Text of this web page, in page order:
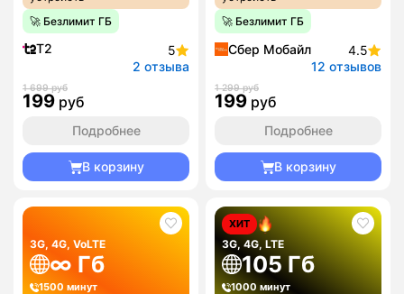
🚀 Безлимит ГБ
T2
5
2 отзыва
1 699 руб
199 руб
Подробнее
В корзину
🚀 Безлимит ГБ
Сбер Мобайл
4.5
12 отзывов
1 299 руб
199 руб
Подробнее
В корзину
3G, 4G, VoLTE
∞ Гб
1500 минут
ХИТ
3G, 4G, LTE
105 Гб
1000 минут